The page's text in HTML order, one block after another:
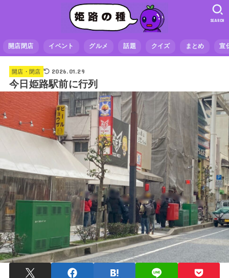
開店閉店 イベント グルメ 話題 クイズ まとめ 宣
SEARCH
開店・閉店 2026.01.29
今日姫路駅前に行列